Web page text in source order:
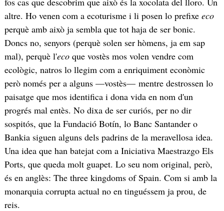
altre. Ho venen com a ecoturisme i li posen lo prefixe eco
perquè amb això ja sembla que tot haja de ser bonic.
Doncs no, senyors (perquè solen ser hòmens, ja em sap
mal), perquè l'eco que vostès mos volen vendre com
ecològic, natros lo llegim com a enriquiment econòmic
però només per a alguns —vostès— mentre destrossen lo
paisatge que mos identifica i dona vida en nom d'un
progrés mal entès. No dixa de ser curiós, per no dir
sospitós, que la Fundació Botín, lo Banc Santander o
Bankia siguen alguns dels padrins de la meravellosa idea.
Una idea que han batejat com a Iniciativa Maestrazgo Els
Ports, que queda molt guapet. Lo seu nom original, però,
és en anglès: The three kingdoms of Spain. Com si amb la
monarquia corrupta actual no en tinguéssem ja prou, de
reis.